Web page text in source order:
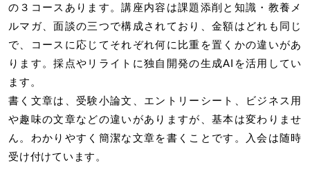
の３コースあります。講座内容は課題添削と知識・教養メ
ルマガ、面談の三つで構成されており、金額はどれも同じ
で、コースに応じてそれぞれ何に比重を置くかの違いがあ
ります。採点やリライトに独自開発の生成AIを活用してい
ます。
書く文章は、受験小論文、エントリーシート、ビジネス用
や趣味の文章などの違いがありますが、基本は変わりませ
ん。わかりやすく簡潔な文章を書くことです。入会は随時
受け付けています。